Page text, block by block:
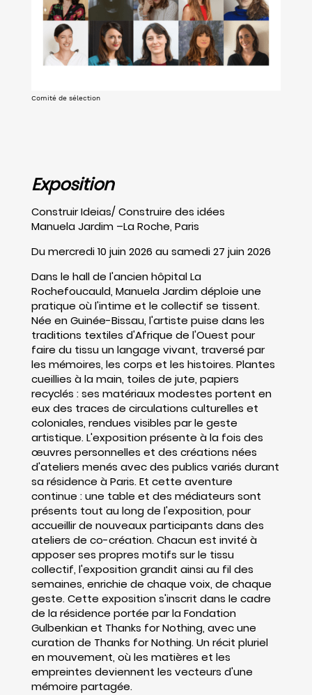
Comité de sélection
Exposition
Construir Ideias/ Construire des idées
Manuela Jardim –La Roche, Paris
Du mercredi 10 juin 2026 au samedi 27 juin 2026
Dans le hall de l'ancien hôpital La
Rochefoucauld, Manuela Jardim déploie une
pratique où l'intime et le collectif se tissent.
Née en Guinée-Bissau, l'artiste puise dans les
traditions textiles d'Afrique de l'Ouest pour
faire du tissu un langage vivant, traversé par
les mémoires, les corps et les histoires. Plantes
cueillies à la main, toiles de jute, papiers
recyclés : ses matériaux modestes portent en
eux des traces de circulations culturelles et
coloniales, rendues visibles par le geste
artistique. L'exposition présente à la fois des
œuvres personnelles et des créations nées
d'ateliers menés avec des publics variés durant
sa résidence à Paris. Et cette aventure
continue : une table et des médiateurs sont
présents tout au long de l'exposition, pour
accueillir de nouveaux participants dans des
ateliers de co-création. Chacun est invité à
apposer ses propres motifs sur le tissu
collectif, l'exposition grandit ainsi au fil des
semaines, enrichie de chaque voix, de chaque
geste. Cette exposition s'inscrit dans le cadre
de la résidence portée par la Fondation
Gulbenkian et Thanks for Nothing, avec une
curation de Thanks for Nothing. Un récit pluriel
en mouvement, où les matières et les
empreintes deviennent les vecteurs d'une
mémoire partagée.